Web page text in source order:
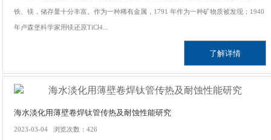
铁、镁，储存量十分丰富。作为一种稀有金属，1791 年作为一种矿物质被发现；1940
年卢森堡科学家用镁还原TiCl4...
了解详情
海水淡化用薄壁卷焊钛管传热及耐蚀性能研究
2023-03-04 浏览次数：426